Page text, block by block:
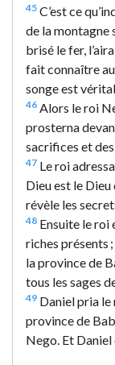
45 C’est ce
de la montagne
brisé le fer,
fait connaître
songe est
46 Alors le roi
prosterna
sacrifices et
47 Le roi
Dieu est le Dieu
révèle les
48 Ensuite le roi
riches présents
la province de
tous les sages
49 Daniel pria le
province de
Nego. Et Daniel